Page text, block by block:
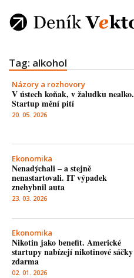
Tag: alkohol
Názory a rozhovory
V ústech koňak, v žaludku nealko.
Startup mění pití
20. 05. 2026
Ekonomika
Nenadýchali – a stejně
nenastartovali. IT výpadek
znehybnil auta
23. 03. 2026
Ekonomika
Nikotin jako benefit. Americké
startupy nabízejí nikotinové sáčky
zdarma
02. 01. 2026